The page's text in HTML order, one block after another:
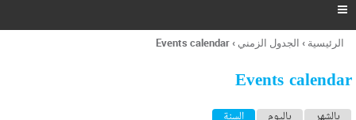
ر
ل
ح

أنت
هنا
الرئيسية › الجدول الزمني ›
Events calendar
Events calendar